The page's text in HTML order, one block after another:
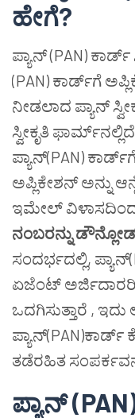
ಹೇಗೆ?
ಪ್ಯಾನ್ (PAN)
(PAN) ಕಾರ್ಡ್‌ಗೆ
ನೀಡಲಾದ ಪ್ಯಾನ್
ಸ್ವೀಕೃತಿ
ಪ್ಯಾನ್(PAN)
ಅಪ್ಲಿಕೇಶನ್ ಅನ್ನು
ಇಮೇಲ್
ನಂಬರನ್ನು
ಸಂದರ್ಭದಲ್ಲಿ,
ಏಜೆಂಟ್ ಅರ್ಜಿದಾರರಿಗೆ
ಒದಗಿಸುತ್ತಾರೆ ,
ತಡೆರಹಿತ
ಪ್ಯಾನ್